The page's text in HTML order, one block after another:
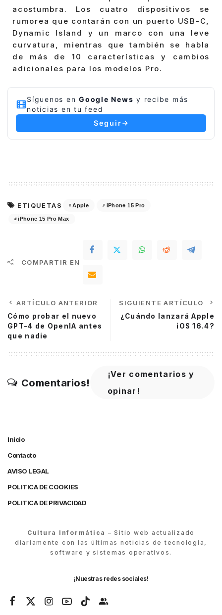
acostumbra. Los cuatro dispositivos se
rumorea que contarán con un puerto USB-C,
Dynamic Island y un marco con una leve
curvatura, mientras que también se habla
de más de 10 características y cambios
adicionales para los modelos Pro.
Síguenos en Google News y recibe más
noticias en tu feed
Seguir
ETIQUETAS Apple iPhone 15 Pro
iPhone 15 Pro Max
COMPARTIR EN
ARTÍCULO ANTERIOR
Cómo probar el nuevo
GPT-4 de OpenIA antes
que nadie
SIGUIENTE ARTÍCULO
¿Cuándo lanzará Apple
iOS 16.4?
Comentarios!
¡Ver comentarios y
opinar!
Inicio
Contacto
AVISO LEGAL
POLITICA DE COOKIES
POLITICA DE PRIVACIDAD
Cultura Informática – Sitio web actualizado
diariamente con las últimas noticias de tecnología,
software y sistemas operativos.
¡Nuestras redes sociales!